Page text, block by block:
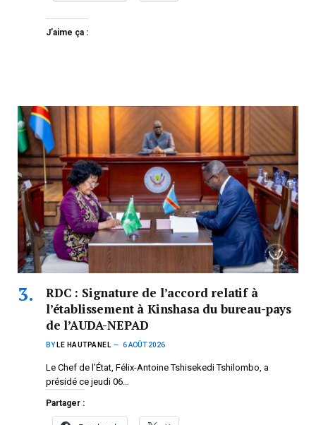
J’aime ça :
RDC : Signature de l’accord relatif à
l’établissement à Kinshasa du bureau-pays
de l’AUDA-NEPAD
BY LE HAUTPANEL 6 AOÛT 2026
Le Chef de l’État, Félix-Antoine Tshisekedi Tshilombo, a
présidé ce jeudi 06…
Partager :